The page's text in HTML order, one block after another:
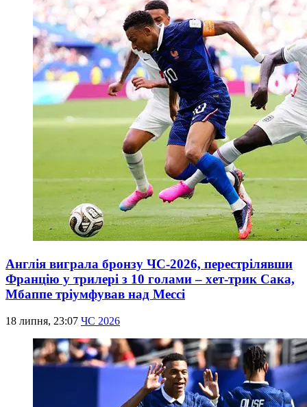
Англія виграла бронзу ЧС-2026, перестрілявши
Францію у трилері з 10 голами – хет-трик Сака,
Мбаппе тріумфував над Мессі
18 липня, 23:07 ЧС 2026